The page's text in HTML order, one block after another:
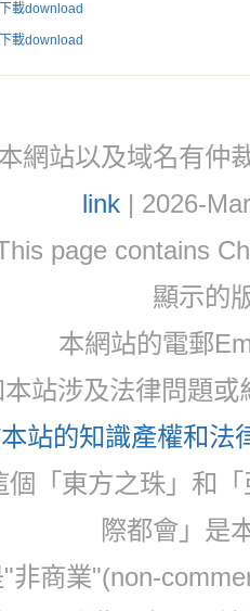
載download
載download
網站以及域名有仲
link| 2026-
page contains
顯示的
本網站的電郵
本站涉及法律問題
站的知識產權和法
「東方之珠」和
際都會」是
非商業"(non-